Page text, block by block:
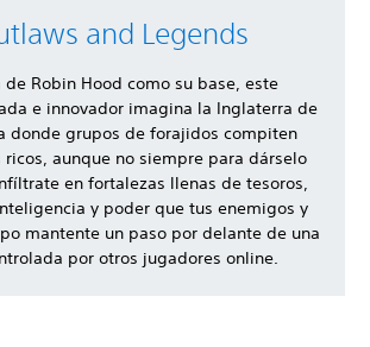
and Legends
de Robin Hood como su base, este
e innovador imagina la Inglaterra de
donde grupos de forajidos compiten
ricos, aunque no siempre para dárselo
en fortalezas llenas de tesoros,
y poder que tus enemigos y
mantente un paso por delante de una
por otros jugadores online.